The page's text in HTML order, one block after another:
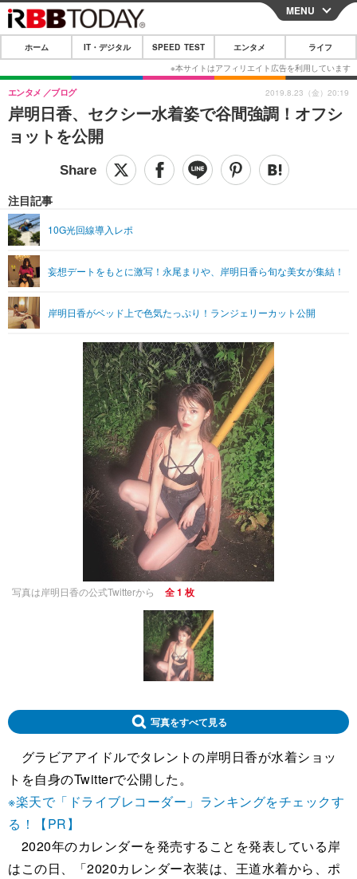
CLOSE
ホーム
IT・デジタル
IT・デジタルTOP スマートフォン
ショッピング その他
SPEED TEST
エンタメTOP 映画・ドラマ
グラビア ブログ
ショッピング その他
ライフTOP
リリース一覧
プッシュ通知の停止方法
MENU
ホーム IT・デジタル SPEED TEST エンタメ ライフ
岸明日香、セクシー水着姿で谷間強調！オフシ
ョットを公開
エンタメ ブログ
注目記事
10G光回線導入レポ
妄想デートをもとに激写！永尾まりや、岸明日香ら旬な美女が集結！
岸明日香がベッド上で色気たっぷり！ランジェリーカット公開
2019.8.23（金）20:19
写真は岸明日香の公式Twitterから 全 1 枚
写真をすべて見る
グラビアアイドルでタレントの岸明日香が水着ショッ
トを自身のTwitterで公開した。
※楽天で「ドライブレコーダー」ランキングをチェックす
る！【PR】
2020年のカレンダーを発売することを発表している岸
はこの日、「2020カレンダー衣装は、王道水着から、ポ